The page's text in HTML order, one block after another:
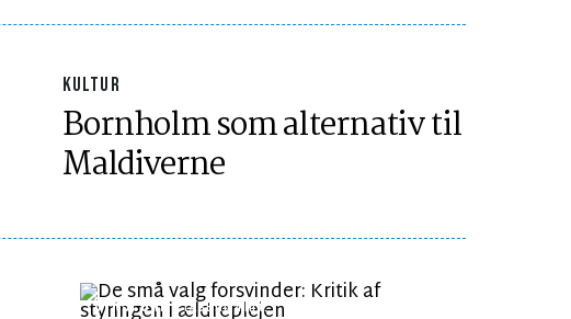
KULTUR
Bornholm som alternativ til
Maldiverne
SYNSPUNKTLÆSETID 4 MIN.